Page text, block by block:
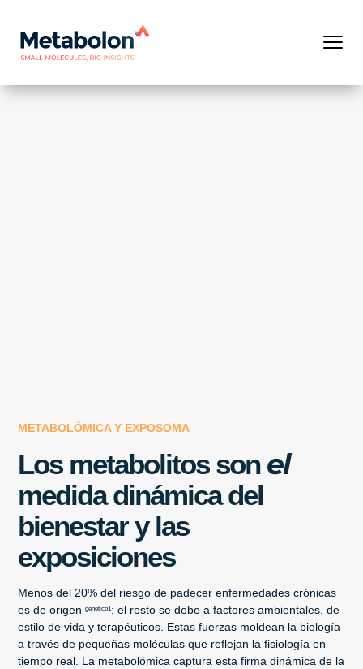
METABOLÓMICA Y EXPOSOMA
Los metabolitos son el
medida dinámica del
bienestar y las
exposiciones
Menos del 20% del riesgo de padecer enfermedades crónicas
es de origengenético1; el resto se debe a factores ambientales, de
estilo de vida y terapéuticos. Estas fuerzas moldean la biología
a través de pequeñas moléculas que reflejan la fisiología en
tiempo real. La metabolómica captura esta firma dinámica de la